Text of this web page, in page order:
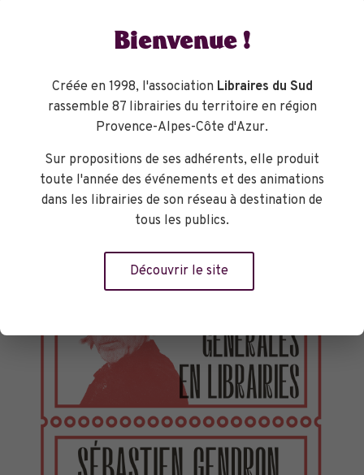
Bienvenue !
Créée en 1998, l'association Libraires du Sud
rassemble 87 librairies du territoire en région
Provence-Alpes-Côte d'Azur.
Sur propositions de ses adhérents, elle produit
toute l'année des événements et des animations
dans les librairies de son réseau à destination de
tous les publics.
Découvrir le site